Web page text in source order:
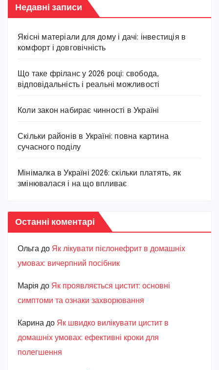
Недавні записи
Якісні матеріали для дому і дачі: інвестиція в
комфорт і довговічність
Що таке фріланс у 2026 році: свобода,
відповідальність і реальні можливості
Коли закон набирає чинності в Україні
Скільки районів в Україні: повна картина
сучасного поділу
Мінімалка в Україні 2026: скільки платять, як
змінювалася і на що впливає
Останні коментарі
Ольга до Як лікувати пієлонефрит в домашніх
умовах: вичерпний посібник
Марiя до Як проявляється цистит: основні
симптоми та ознаки захворювання
Карина до Як швидко вилікувати цистит в
домашніх умовах: ефективні кроки для
полегшення